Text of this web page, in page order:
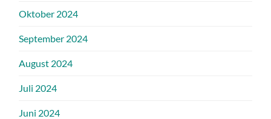
Oktober 2024
September 2024
August 2024
Juli 2024
Juni 2024